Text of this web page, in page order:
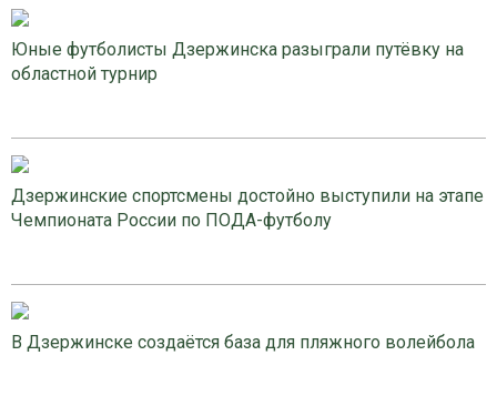
Юные футболисты Дзержинска разыграли путёвку на
областной турнир
Дзержинские спортсмены достойно выступили на этапе
Чемпионата России по ПОДА-футболу
В Дзержинске создаётся база для пляжного волейбола